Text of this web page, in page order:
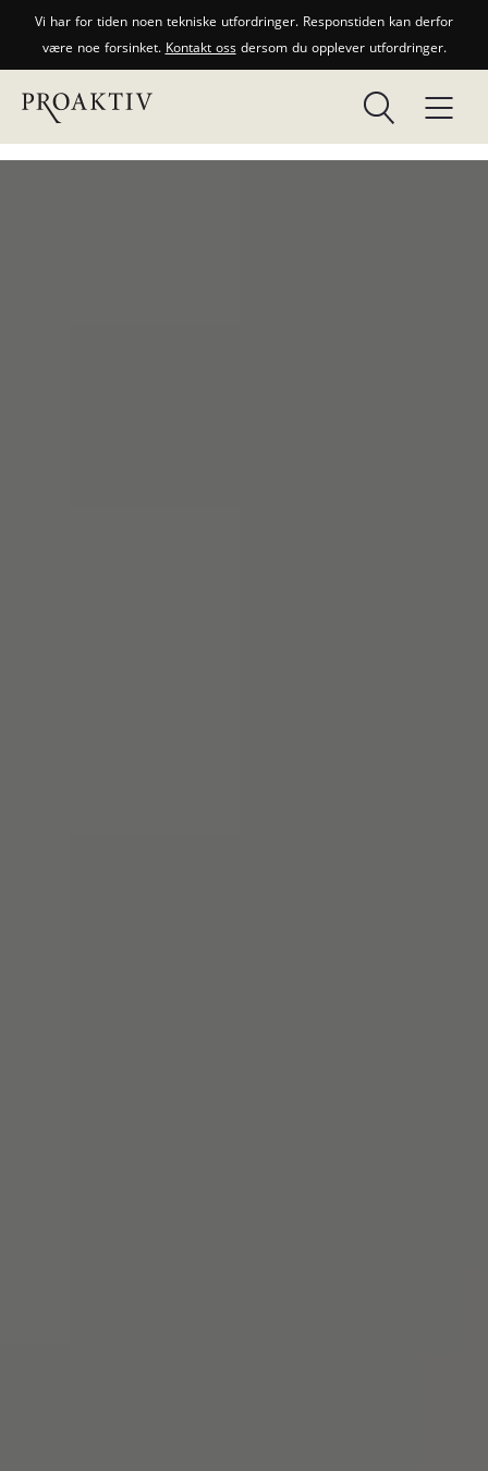
Vi har for tiden noen tekniske utfordringer. Responstiden kan derfor
være noe forsinket. Kontakt ossdersom du opplever utfordringer.